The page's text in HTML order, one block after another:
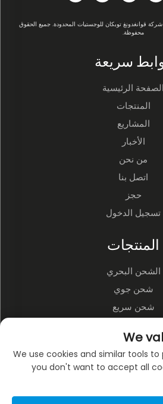
حقوق الطبع والنشر © ٢٠٢٤–٢٠٢٦ شركة قوانغدونغ توبكان للوجستيات المحدودة. جميع الحقوق
محفوظة.
سريعة
الصفحة الرئيسية
المنتجات
المشاريع
الأخبار
من نحن
اتصل بنا
حجز
تسجيل الدخول
المنتجات
الشحن البحري
شحن جوي
شحن سريع
النقل البري
متعدد الوسائط
الشركة
We
We use cookies and similar tools to
you don't want to accept all